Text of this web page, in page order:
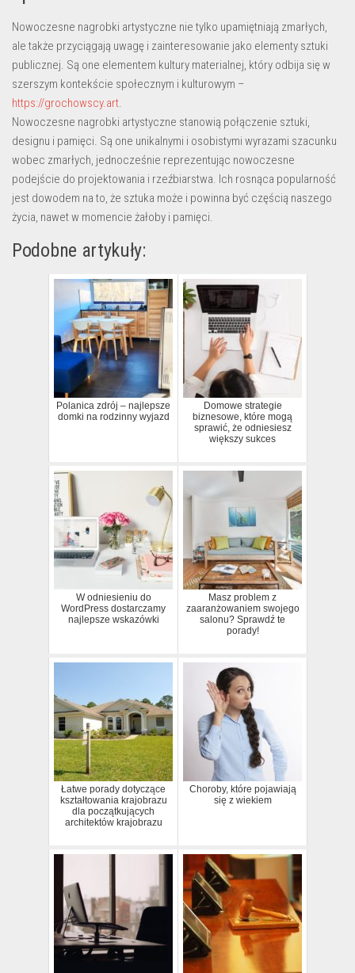
Nowoczesne nagrobki artystyczne nie tylko upamiętniają zmarłych,
ale także przyciągają uwagę i zainteresowanie jako elementy sztuki
publicznej. Są one elementem kultury materialnej, który odbija się w
szerszym kontekście społecznym i kulturowym –
https://grochowscy.art.
Nowoczesne nagrobki artystyczne stanowią połączenie sztuki,
designu i pamięci. Są one unikalnymi i osobistymi wyrazami szacunku
wobec zmarłych, jednocześnie reprezentując nowoczesne
podejście do projektowania i rzeźbiarstwa. Ich rosnąca popularność
jest dowodem na to, że sztuka może i powinna być częścią naszego
życia, nawet w momencie żałoby i pamięci.
Podobne artykuły:
Polanica zdrój – najlepsze
domki na rodzinny wyjazd
Domowe strategie
biznesowe, które mogą
sprawić, że odniesiesz
większy sukces
W odniesieniu do
WordPress dostarczamy
najlepsze wskazówki
Masz problem z
zaaranżowaniem swojego
salonu? Sprawdź te
porady!
Łatwe porady dotyczące
kształtowania krajobrazu
dla początkujących
architektów krajobrazu
Choroby, które pojawiają
się z wiekiem